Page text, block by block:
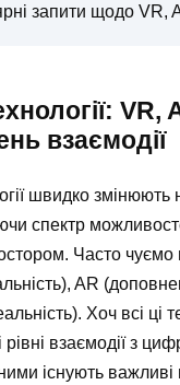
запити щодо VR,
VR,
взаємодії
швидко
спектр
Часто чуємо
AR
Хоч всі ці
взаємодії з
існують важливі